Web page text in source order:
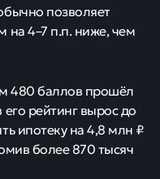
позволяет
на 4–7 п.п. ниже, чем
480 баллов прошёл
рейтинг вырос до
ипотеку на 4,8 млн ₽
более 870 тысяч